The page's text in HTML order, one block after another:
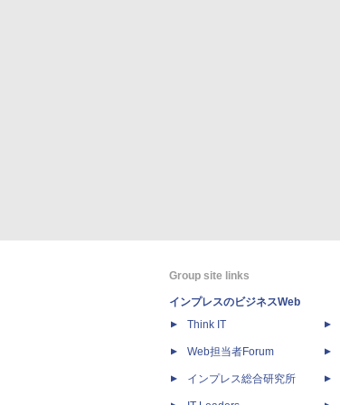
Group site links
インプレスのビジネスWeb
Think IT
Web担当者Forum
インプレス総合研究所